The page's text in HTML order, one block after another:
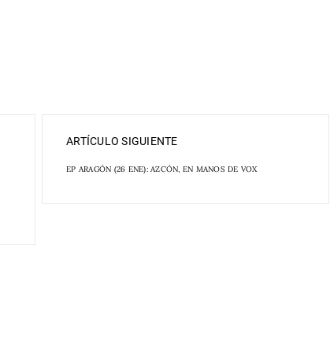
ARTÍCULO SIGUIENTE
EP ARAGÓN (26 ENE): AZCÓN, EN MANOS DE VOX